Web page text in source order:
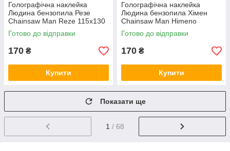
Голографічна наклейка
Людина бензопила Резе
Chainsaw Man Reze 115x130
мм
Готово до відправки
170 ₴
Купити
Голографічна наклейка
Людина бензопила Хімен
Chainsaw Man Himeno
130x130 мм
Готово до відправки
170 ₴
Купити
Показати ще
1 / 68